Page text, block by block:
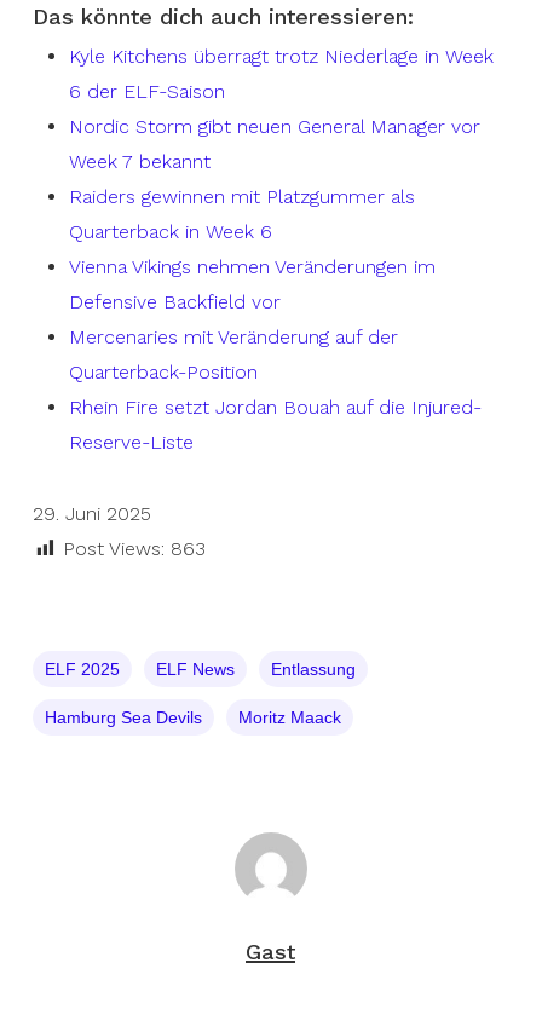
Das könnte dich auch interessieren:
Kyle Kitchens überragt trotz Niederlage in Week
6 der ELF-Saison
Nordic Storm gibt neuen General Manager vor
Week 7 bekannt
Raiders gewinnen mit Platzgummer als
Quarterback in Week 6
Vienna Vikings nehmen Veränderungen im
Defensive Backfield vor
Mercenaries mit Veränderung auf der
Quarterback-Position
Rhein Fire setzt Jordan Bouah auf die Injured-
Reserve-Liste
29. Juni 2025
Post Views: 863
ELF 2025 ELF News Entlassung
Hamburg Sea Devils Moritz Maack
Gast